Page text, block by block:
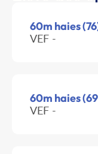
60m haies
VEF -
60m haies
VEF -